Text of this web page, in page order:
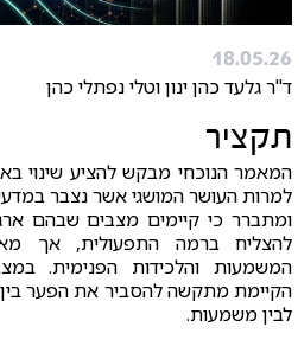
18.05.26
ד"ר גלעד כהן ינון וטלי נפתלי כהן
תקציר
המאמר הנוכחי מבקש להציע שינוי
למרות העושר המושגי אשר נצבר במדעי
ומתברר כי קיימים מצבים שבהם
להצליח ברמה התפעולית, אך
המשמעות והלכידות הפנימית.
הקיימת מתקשה להסביר את הפער בין
לבין משמעות.